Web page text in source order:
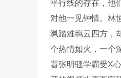
平行线的存在，他
对他一见钟情。林
飒踏难羁云四方，
个热情如火，一个
嚣张明骚学霸受X